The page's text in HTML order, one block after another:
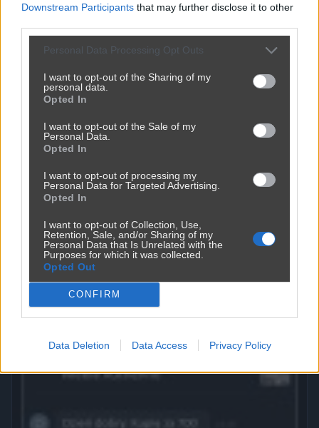
Downstream Participants that may further disclose it to other
Personal Data Processing Opt Outs
I want to opt-out of the Sharing of my
personal data.
Opted In
I want to opt-out of the Sale of my
Personal Data.
Opted In
I want to opt-out of processing my
Personal Data for Targeted Advertising.
Opted In
I want to opt-out of Collection, Use,
Retention, Sale, and/or Sharing of my
Personal Data that Is Unrelated with the
Purposes for which it was collected.
Opted Out
CONFIRM
Data Deletion Data Access Privacy Policy
Ojoj ojjj jacy oni biedni
3011 10 Śmieszne